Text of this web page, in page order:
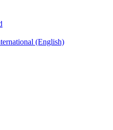
(English)